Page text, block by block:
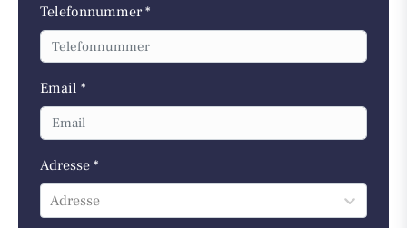
Telefonnummer *
Email *
Adresse *
Adresse